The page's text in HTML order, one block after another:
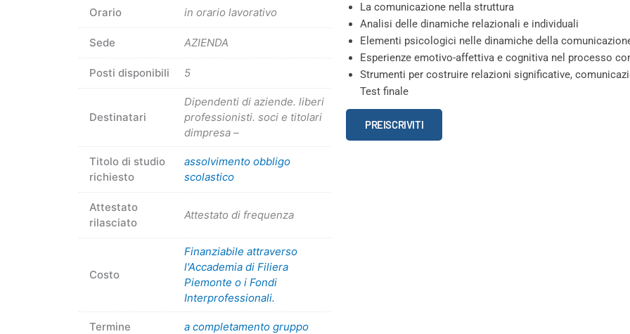
Orario in orario lavorativo
Sede AZIENDA
Posti disponibili 5
Destinatari
Dipendenti di aziende. liberi
professionisti. soci e titolari
dimpresa –
Titolo di studio
richiesto
assolvimento obbligo
scolastico
Attestato
rilasciato
Attestato di frequenza
Costo
Finanziabile attraverso
l'Accademia di Filiera
Piemonte o i Fondi
Interprofessionali.
Termine
a completamento gruppo
La comunicazione nella struttura
Analisi delle dinamiche relazionali e individuali
Elementi psicologici nelle dinamiche della
Esperienze emotivo-affettiva e cognitiva nel processo
Strumenti per costruire relazioni significative,
Test finale
La
relazione
PREISCRIVITI